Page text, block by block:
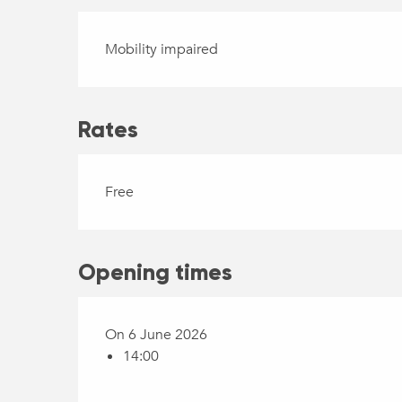
Mobility impaired
Rates
Free
Opening times
On 6 June 2026
14:00